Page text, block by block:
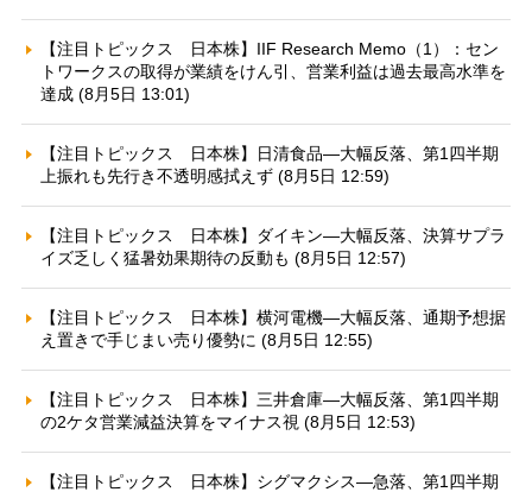
【注目トピックス 日本株】IIF Research Memo（1）：セン
トワークスの取得が業績をけん引、営業利益は過去最高水準を
達成 (8月5日 13:01)
【注目トピックス 日本株】日清食品—大幅反落、第1四半期
上振れも先行き不透明感拭えず (8月5日 12:59)
【注目トピックス 日本株】ダイキン—大幅反落、決算サプラ
イズ乏しく猛暑効果期待の反動も (8月5日 12:57)
【注目トピックス 日本株】横河電機—大幅反落、通期予想据
え置きで手じまい売り優勢に (8月5日 12:55)
【注目トピックス 日本株】三井倉庫—大幅反落、第1四半期
の2ケタ営業減益決算をマイナス視 (8月5日 12:53)
【注目トピックス 日本株】シグマクシス—急落、第1四半期